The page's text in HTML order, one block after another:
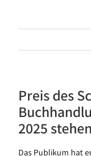
Preis des
2025
Das Publikum hat